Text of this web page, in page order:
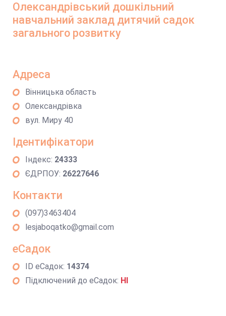
Олександрівський дошкільний
навчальний заклад дитячий садок
загального розвитку
Адреса
Вінницька область
Олександрівка
вул. Миру 40
Ідентифікатори
Індекс: 24333
ЄДРПОУ: 26227646
Контакти
(097)3463404
lesjaboqatko@gmail.com
еСадок
ID еСадок: 14374
Підключений до еСадок: НІ